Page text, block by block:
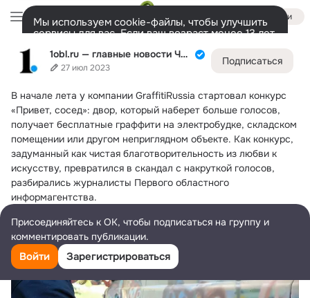
1obl.ru — главные новости Челябинской области
27 июл 2023
Подписаться
В начале лета у компании GraffitiRussia стартовал конкурс
«Привет, сосед»: двор, который наберет больше голосов,
получает бесплатные граффити на электробудке, складском
помещении или другом неприглядном объекте. Как конкурс,
задуманный как чистая благотворительность из любви к
искусству, превратился в скандал с накруткой голосов,
разбирались журналисты Первого областного
информагентства.
Войти
Мы используем cookie-файлы, чтобы улучшить
сервисы для вас. Если ваш возраст менее 13 лет,
представитель.Больше информации
Разрешить все
1obl.ru — главные новости Челябинской области
Лента Участники
Дополнительная
колонка
Всё 73 255 Обсуждаемые
Присоединяйтесь к ОК, чтобы подписаться на группу и
комментировать публикации.
Войти Зарегистрироваться